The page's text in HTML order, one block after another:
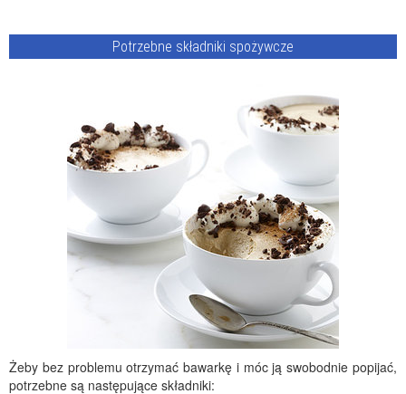
Potrzebne składniki spożywcze
Żeby bez problemu otrzymać bawarkę i móc ją swobodnie popijać,
potrzebne są następujące składniki: